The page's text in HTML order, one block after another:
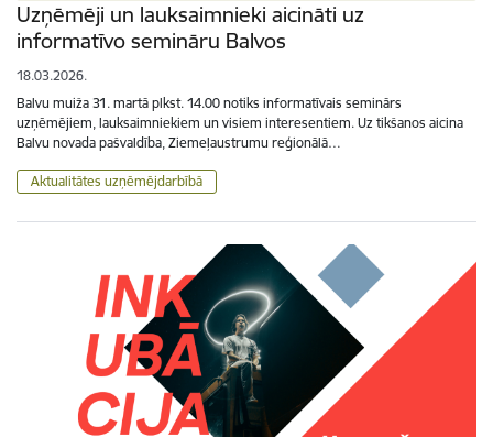
Uzņēmēji un lauksaimnieki aicināti uz
informatīvo semināru Balvos
18.03.2026.
Balvu muiža 31. martā plkst. 14.00 notiks informatīvais seminārs
uzņēmējiem, lauksaimniekiem un visiem interesentiem. Uz tikšanos aicina
Balvu novada pašvaldība, Ziemeļaustrumu reģionālā…
Aktualitātes uzņēmējdarbībā